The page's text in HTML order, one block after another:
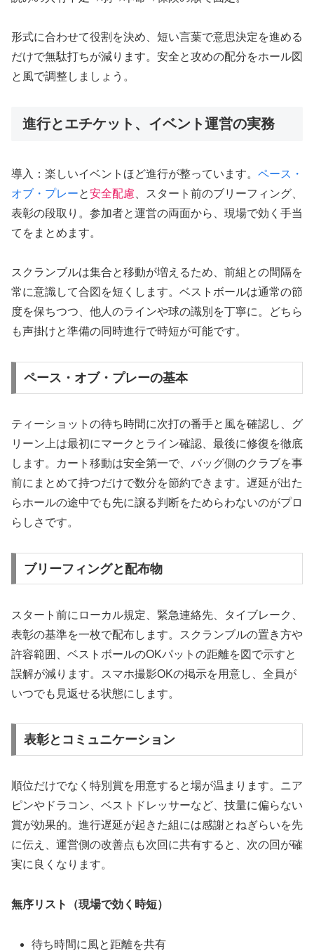
形式に合わせて役割を決め、短い言葉で意思決定を進める
だけで無駄打ちが減ります。安全と攻めの配分をホール図
と風で調整しましょう。
進行とエチケット、イベント運営の実務
導入：楽しいイベントほど進行が整っています。 ペース・
オブ・プレーと安全配慮 、スタート前のブリーフィング、
表彰の段取り。参加者と運営の両面から、現場で効く手当
てをまとめます。
スクランブルは集合と移動が増えるため、前組との間隔を
常に意識して合図を短くします。ベストボールは通常の節
度を保ちつつ、他人のラインや球の識別を丁寧に。どちら
も声掛けと準備の同時進行で時短が可能です。
ペース・オブ・プレーの基本
ティーショットの待ち時間に次打の番手と風を確認し、グ
リーン上は最初にマークとライン確認、最後に修復を徹底
します。カート移動は安全第一で、バッグ側のクラブを事
前にまとめて持つだけで数分を節約できます。遅延が出た
らホールの途中でも先に譲る判断をためらわないのがプロ
らしさです。
ブリーフィングと配布物
スタート前にローカル規定、緊急連絡先、タイブレーク、
表彰の基準を一枚で配布します。スクランブルの置き方や
許容範囲、ベストボールのOKパットの距離を図で示すと
誤解が減ります。スマホ撮影OKの掲示を用意し、全員が
いつでも見返せる状態にします。
表彰とコミュニケーション
順位だけでなく特別賞を用意すると場が温まります。ニア
ピンやドラコン、ベストドレッサーなど、技量に偏らない
賞が効果的。進行遅延が起きた組には感謝とねぎらいを先
に伝え、運営側の改善点も次回に共有すると、次の回が確
実に良くなります。
無序リスト（現場で効く時短）
待ち時間に風と距離を共有